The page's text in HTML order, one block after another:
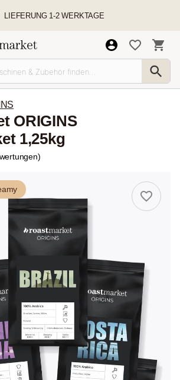
LIEFERUNG 1-2 WERKTAGE
ORIGINS
1,25kg